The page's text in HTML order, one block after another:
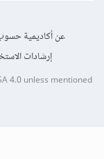
عن أكاديمية
إرشادات
4.0unless mentioned